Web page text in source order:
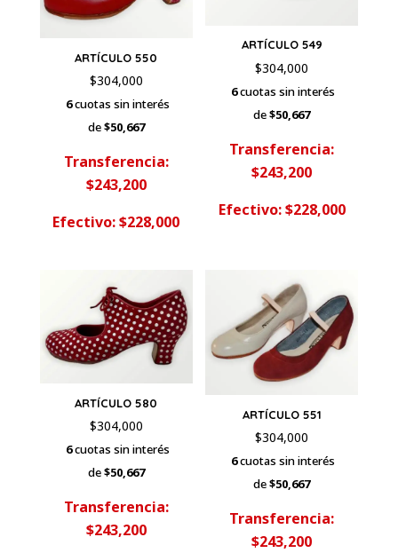
ARTÍCULO 550
$304,000
6cuotas sin interés
de$50,667
Transferencia:
$243,200
Efectivo: $228,000
ARTÍCULO 549
$304,000
6cuotas sin interés
de$50,667
Transferencia:
$243,200
Efectivo: $228,000
ARTÍCULO 580
$304,000
6cuotas sin interés
de$50,667
Transferencia:
$243,200
ARTÍCULO 551
$304,000
6cuotas sin interés
de$50,667
Transferencia:
$243,200